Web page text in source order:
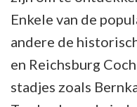
Enkele van de
andere de
en Reichsburg
stadjes zoals